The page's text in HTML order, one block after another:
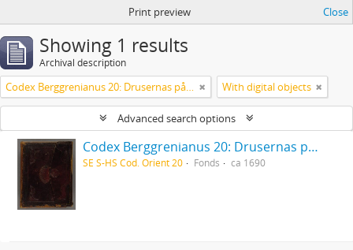
Print preview Close
Showing 1 results
Archival description
Codex Berggrenianus 20: Drusernas på Libanon heliga bok With digital objects
Advanced search options
Codex Berggrenianus 20: Drusernas på Libanon heliga bok
SE S-HS Cod. Orient 20 Fonds ca 1690